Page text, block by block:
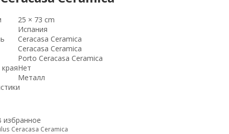
25 × 73 cm
Испания
Ceracasa Ceramica
Ceracasa Ceramica
Porto Ceracasa Ceramica
Нет
Металл
избранное
Ceracasa Ceramica